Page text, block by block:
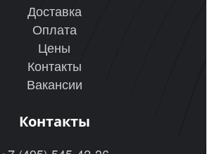
Доставка
Оплата
Цены
Контакты
Вакансии
Контакты